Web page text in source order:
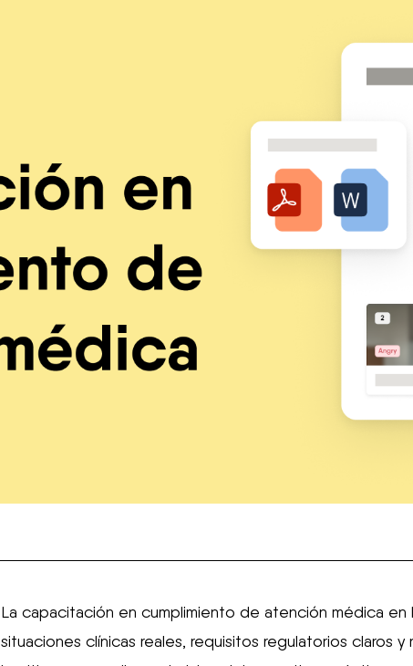
La capacitación en cumplimiento de atención médica
situaciones clínicas reales, requisitos regulatorios claros y